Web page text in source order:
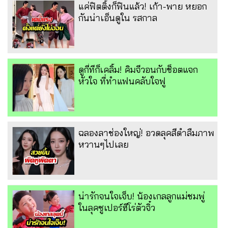
แค่ฟิตติ้งก็ฟินแล้ว! เก้า-พาย หยอก
กันน่าเอ็นดูใน รสกาล
ดูกี่ทีก็เคลิ้ม! คิมจีวอนกับช็อตแจก
หัวใจ ที่ทำแฟนคลับใจฟู
ฉลองลาช่องใหญ่! อวดลุคสีดำลืมภาพ
หวานๆไปเลย
น่ารักจนใจเจ็บ! น้องเกลลูกแม่ชมพู่
ในลุคซูเปอร์ฮีโร่ตัวจิ๋ว